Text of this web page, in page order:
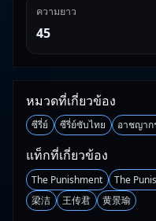
ความยาว
45
หมวดที่เกี่ยวข้อง
ซีรี่ย์ ซีรี่ย์ซับไทย อาชญาก
แท็กที่เกี่ยวข้อง
The Punishment The
梁洁
王传君 黄景瑜